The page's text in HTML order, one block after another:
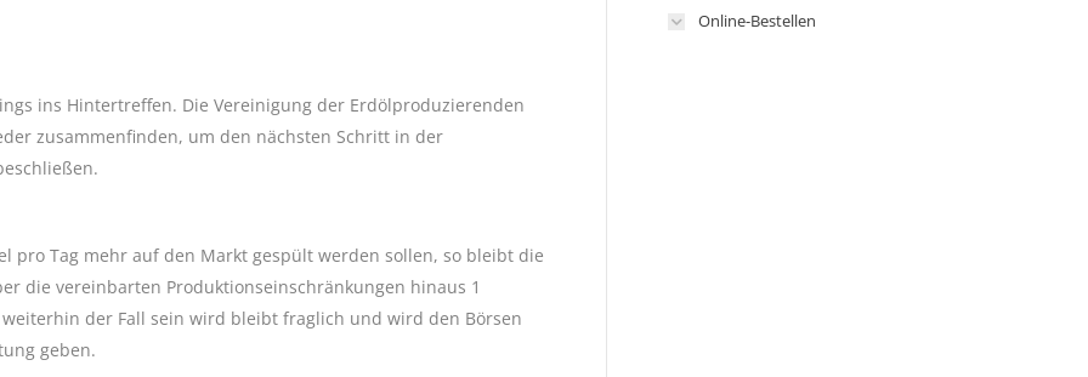
ins Hintertreffen. Die Vereinigung der Erdölproduzierenden
zusammenfinden, um den nächsten Schritt in der
pro Tag mehr auf den Markt gespült werden sollen, so bleibt die
die vereinbarten Produktionseinschränkungen hinaus 1
der Fall sein wird bleibt fraglich und wird den Börsen
geben.
Online-Bestellen